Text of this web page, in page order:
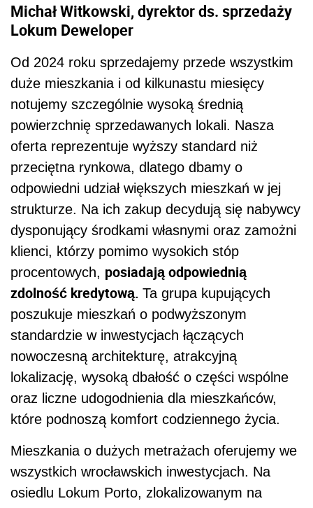
Michał Witkowski, dyrektor ds. sprzedaży
Lokum Deweloper
Od 2024 roku sprzedajemy przede wszystkim
duże mieszkania i od kilkunastu miesięcy
notujemy szczególnie wysoką średnią
powierzchnię sprzedawanych lokali. Nasza
oferta reprezentuje wyższy standard niż
przeciętna rynkowa, dlatego dbamy o
odpowiedni udział większych mieszkań w jej
strukturze. Na ich zakup decydują się nabywcy
dysponujący środkami własnymi oraz zamożni
klienci, którzy pomimo wysokich stóp
procentowych, posiadają odpowiednią
zdolność kredytową. Ta grupa kupujących
poszukuje mieszkań o podwyższonym
standardzie w inwestycjach łączących
nowoczesną architekturę, atrakcyjną
lokalizację, wysoką dbałość o części wspólne
oraz liczne udogodnienia dla mieszkańców,
które podnoszą komfort codziennego życia.
Mieszkania o dużych metrażach oferujemy we
wszystkich wrocławskich inwestycjach. Na
osiedlu Lokum Porto, zlokalizowanym na